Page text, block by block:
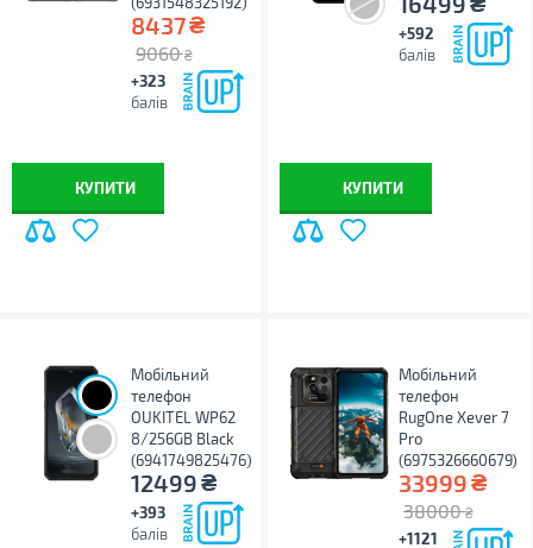
8437₴
9060 ₴
+323
балів
КУПИТИ
+592
балів
КУПИТИ
Мобільний
телефон
OUKITEL WP62
8/256GB Black
(6941749825476)
12499₴
+393
балів
Мобільний
телефон
RugOne Xever 7
Pro
(6975326660679)
33999₴
38000 ₴
+1121